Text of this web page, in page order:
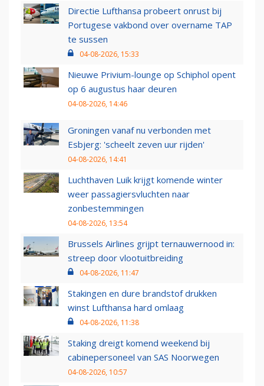
Directie Lufthansa probeert onrust bij
Portugese vakbond over overname TAP
te sussen
04-08-2026, 15:33
Nieuwe Privium-lounge op Schiphol opent
op 6 augustus haar deuren
04-08-2026, 14:46
Groningen vanaf nu verbonden met
Esbjerg: 'scheelt zeven uur rijden'
04-08-2026, 14:41
Luchthaven Luik krijgt komende winter
weer passagiersvluchten naar
zonbestemmingen
04-08-2026, 13:54
Brussels Airlines grijpt ternauwernood in:
streep door vlootuitbreiding
04-08-2026, 11:47
Stakingen en dure brandstof drukken
winst Lufthansa hard omlaag
04-08-2026, 11:38
Staking dreigt komend weekend bij
cabinepersoneel van SAS Noorwegen
04-08-2026, 10:57